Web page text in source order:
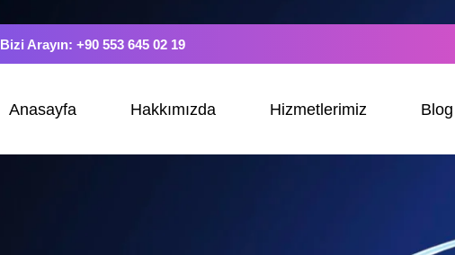
Bizi Arayın: +90 553 645 02 19
Anasayfa Hakkımızda Hizmetlerimiz Blog